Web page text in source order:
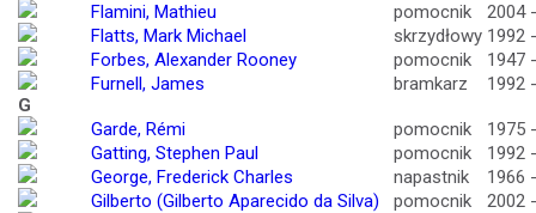
Flamini, Mathieu
pomocnik
2004
Flatts, Mark Michael
skrzydłowy 1992
Forbes, Alexander Rooney
pomocnik
1947
Furnell, James
bramkarz
1992
G
Garde, Rémi
pomocnik
1975
Gatting, Stephen Paul
pomocnik
1992
George, Frederick Charles
napastnik
1966
Gilberto (Gilberto Aparecido da Silva)
pomocnik
2002